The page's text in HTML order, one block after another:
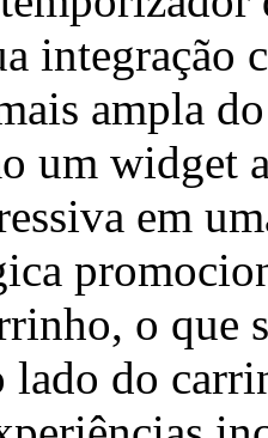
integração
ampla
um widget
em
o que
lado do